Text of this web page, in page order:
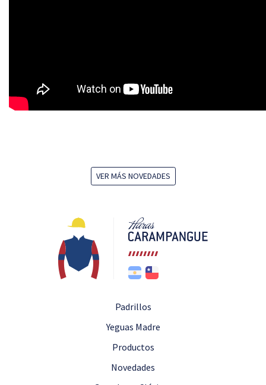
VER MÁS NOVEDADES
Padrillos
Yeguas Madre
Productos
Novedades